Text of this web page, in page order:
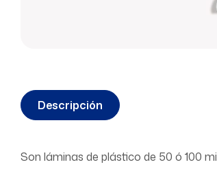
Descripción
Son láminas de plástico de 50 ó 100